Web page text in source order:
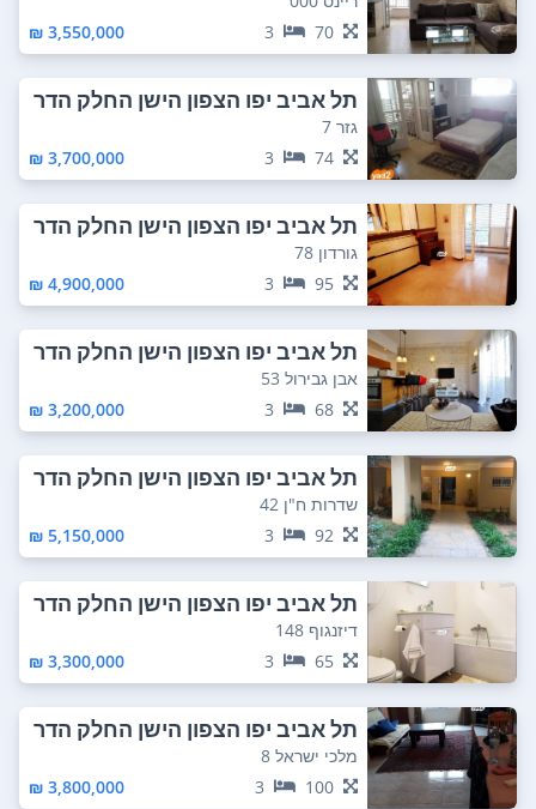
70
3
3,550,000 ₪
תל אביב יפו הצפון הישן החלק הדר
ום מזרחי
גזר 7
74
3
3,700,000 ₪
תל אביב יפו הצפון הישן החלק הדר
ום מזרחי
גורדון 78
95
3
4,900,000 ₪
תל אביב יפו הצפון הישן החלק הדר
ום מזרחי
אבן גבירול 53
68
3
3,200,000 ₪
תל אביב יפו הצפון הישן החלק הדר
ום מזרחי
שדרות ח"ן 42
92
3
5,150,000 ₪
תל אביב יפו הצפון הישן החלק הדר
ום מזרחי
דיזנגוף 148
65
3
3,300,000 ₪
תל אביב יפו הצפון הישן החלק הדר
ום מזרחי
מלכי ישראל 8
100
3
3,800,000 ₪